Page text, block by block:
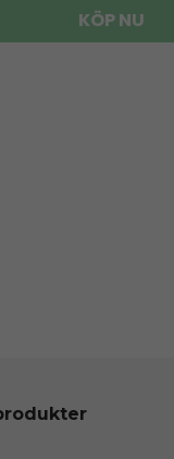
KÖP NU